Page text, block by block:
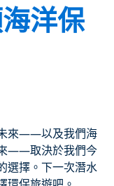
洋保
來——以及我們海
——取決於我們今
選擇。下一次潛水